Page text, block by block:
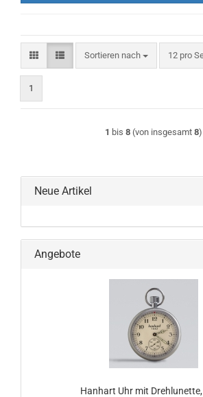
Sortieren nach
Sortieren nach 12 pro
pro Seite
1
1 bis 8 (von insgesamt 8)
Neue Artikel
Angebote
Hanhart Uhr mit